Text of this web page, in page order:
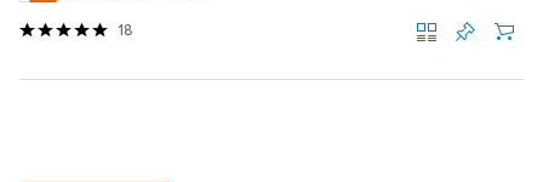
18